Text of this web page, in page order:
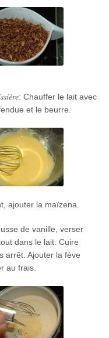
: Chauffer le lait avec
et le beurre.
ajouter la maïzena.
de vanille, verser
dans le lait. Cuire
arrêt. Ajouter la fève
au frais.